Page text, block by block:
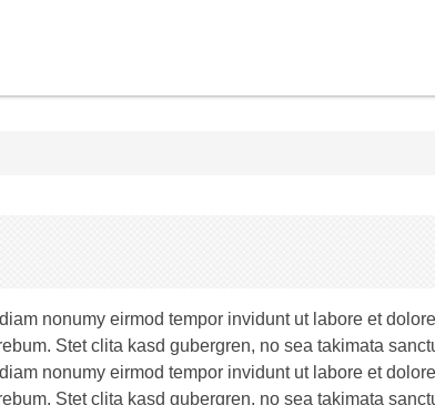
nonumy eirmod tempor invidunt ut labore et
Stet clita kasd gubergren, no sea takimata
nonumy eirmod tempor invidunt ut labore et
Stet clita kasd gubergren, no sea takimata